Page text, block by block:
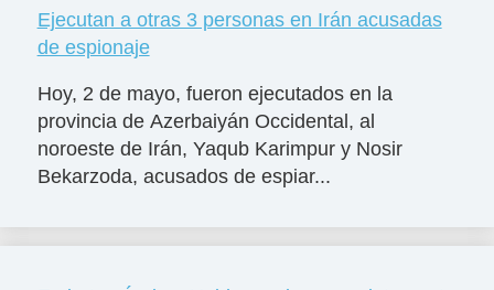
Ejecutan a otras 3 personas en Irán acusadas
de espionaje
Hoy, 2 de mayo, fueron ejecutados en la
provincia de Azerbaiyán Occidental, al
noroeste de Irán, Yaqub Karimpur y Nosir
Bekarzoda, acusados de espiar...